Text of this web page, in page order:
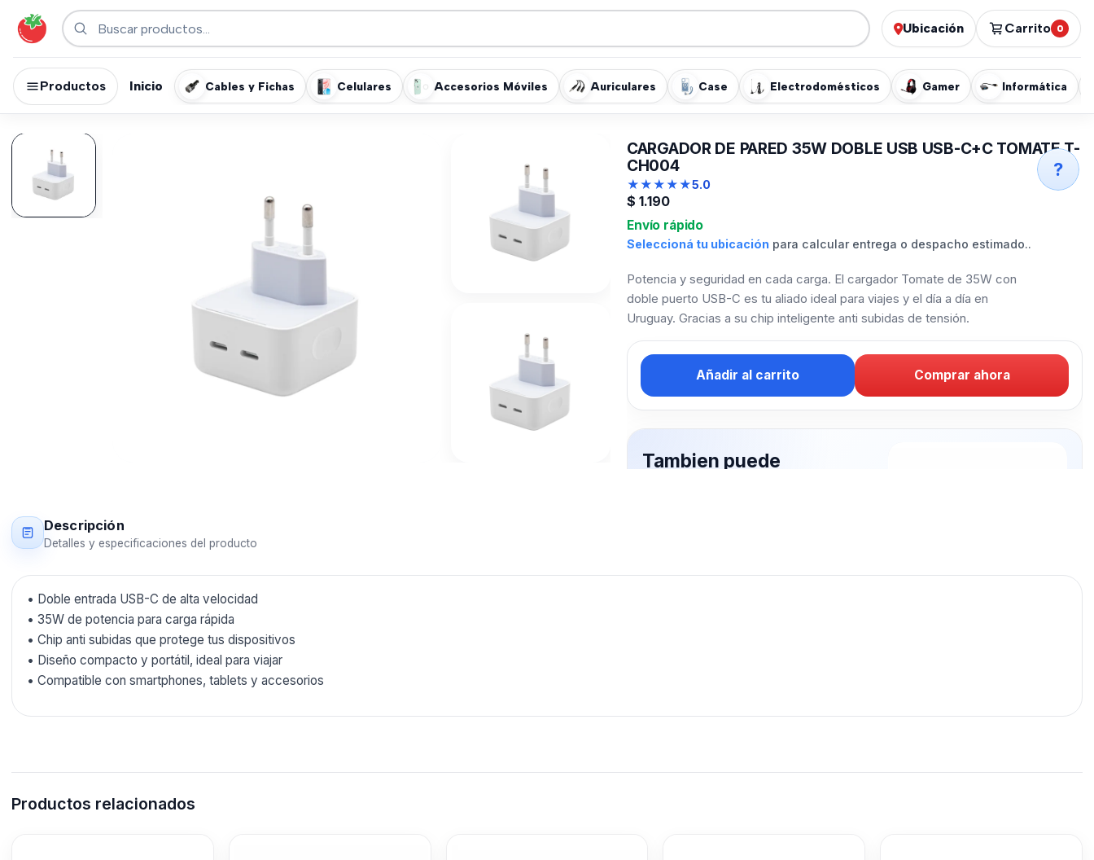
Ubicación Carrito 0
Productos Inicio Cables y Fichas Celulares Accesorios Móviles Auriculares Case Electrodomésticos Gamer Informática
CARGADOR DE PARED 35W DOBLE USB USB-C+C TOMATE T-
CH004
★★★★★5.0
$ 1.190
Envío rápido
Seleccioná tu ubicación para calcular entrega o despacho estimado..
Potencia y seguridad en cada carga. El cargador Tomate de 35W con
doble puerto USB-C es tu aliado ideal para viajes y el día a día en
Uruguay. Gracias a su chip inteligente anti subidas de tensión.
Añadir al carrito Comprar ahora
Tambien puede
Ver mas
Descripción
Detalles y especificaciones del producto
• Doble entrada USB-C de alta velocidad
• 35W de potencia para carga rápida
• Chip anti subidas que protege tus dispositivos
• Diseño compacto y portátil, ideal para viajar
• Compatible con smartphones, tablets y accesorios
Productos relacionados
?